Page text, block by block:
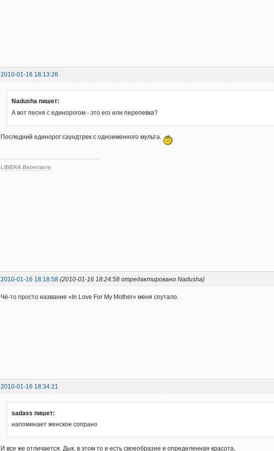
2010-01-16 18:13:26
Nadusha пишет:
А вот песня с единорогом - это его или перепевка?
Последний единорог саундтрек с одноименного мульта.
LIBERA Вконтакте
2010-01-16 18:18:58 (2010-01-16 18:24:58 отредактировано Nadusha)
Чё-то просто название «In Love For My Mother» меня спутало.
2010-01-16 18:34:21
sadass пишет:
напоминает женское сопрано
И все же отличается. Дык, в этом то и есть своеобразие и определенная красота,